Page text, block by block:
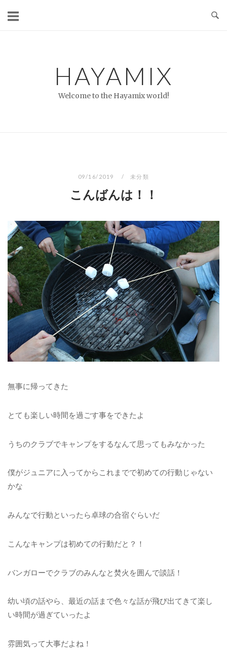
HAYAMIX
Welcome to the Hayamix world!
09/16/2019 未分類
こんばんは！！
無事に帰ってきた
とても楽しい時間を過ごす事をできたよ
うちのクラブでキャンプをするなんて思ってもみなかった
僕がジュニアに入ってからこれまでで初めての行動じゃない
かな
みんなで行動といったら卓球の合宿ぐらいだ
こんなキャンプは初めての行動だと？！
バンガローでクラブのみんなと焚火を囲んで談話！
幼い頃の話やら、最近の話まで色々な話が飛び出てきて楽し
い時間が過ぎていったよ
雰囲気って大事だよね！